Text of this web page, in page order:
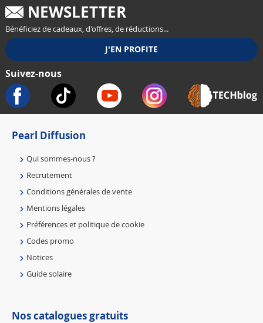
NEWSLETTER
Bénéficiez de cadeaux, d'offres, de réductions...
Suivez-nous
Pearl Diffusion
Qui sommes-nous ?
Recrutement
Conditions générales de vente
Mentions légales
Préférences et politique de cookie
Codes promo
Notices
Guide solaire
Nos catalogues gratuits